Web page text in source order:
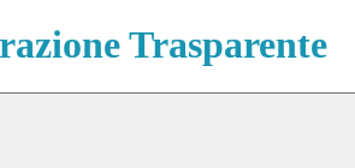
Trasparente